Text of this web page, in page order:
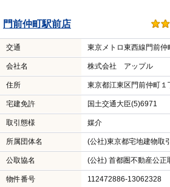
門前仲町駅前店
交通 東京メトロ東西線門前
会社名 株式会社 アップル
住所 東京都江東区門前仲町
宅建免許 国土交通大臣(5)6971
取引態様 媒介
所属団体名 (公社)東京都宅地建物取
公取協名 (公社) 首都圏不動産公正
物件番号 112472886-13062328